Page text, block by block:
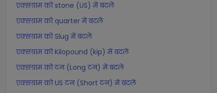
एक्सग्राम को stone (US) में बदलें
एक्सग्राम को quarter में बदलें
एक्सग्राम को Slug में बदलें
एक्सग्राम को Kilopound (kip) में बदलें
एक्सग्राम को टन (Long टन) में बदलें
एक्सग्राम को US टन (Short टन) में बदलें